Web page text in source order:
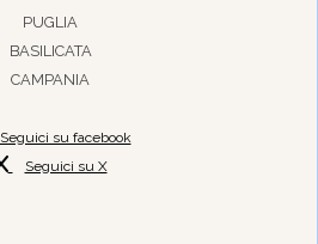
PUGLIA
BASILICATA
CAMPANIA
Seguici su facebook
Seguici su X